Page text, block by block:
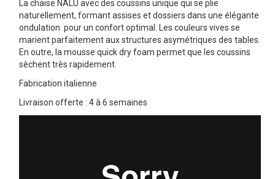
La chaise NALU avec des coussins unique qui se plie
naturellement, formant assises et dossiers dans une élégante
ondulation pour un confort optimal. Les couleurs vives se
marient parfaitement aux structures asymétriques des tables.
En outre, la mousse quick dry foam permet que les coussins
sèchent très rapidement.
Fabrication italienne
Livraison offerte : 4 à 6 semaines